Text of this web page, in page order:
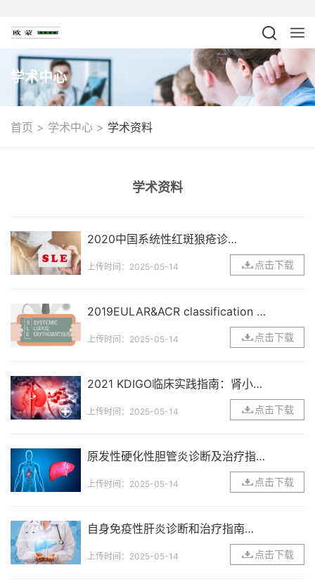
学术中心
首页 > 学术中心 > 学术资料
学术资料
2020中国系统性红斑狼疮诊疗
上传时间：2025-05-14 点击下载
2019EULAR&ACR classification cri
上传时间：2025-05-14 点击下载
2021 KDIGO临床实践指南：肾小球
上传时间：2025-05-14 点击下载
原发性硬化性胆管炎诊断及治疗指南
上传时间：2025-05-14 点击下载
自身免疫性肝炎诊断和治疗指南（2
上传时间：2025-05-14 点击下载